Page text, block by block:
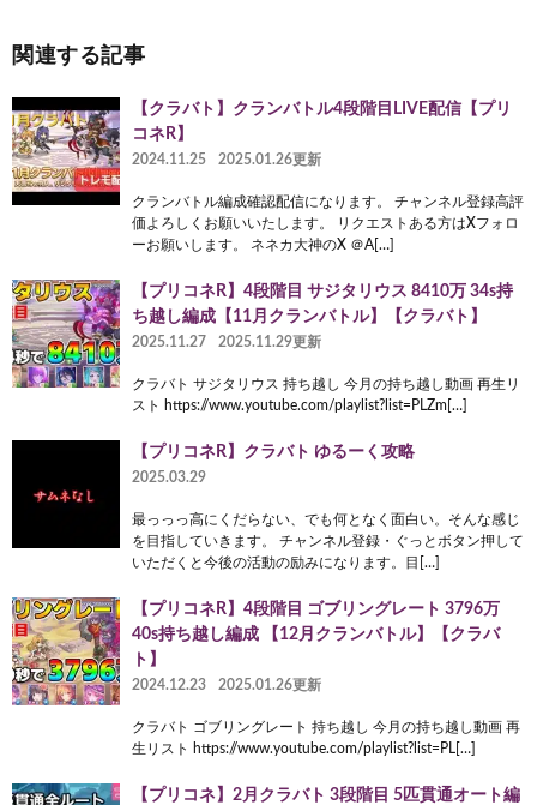
関連する記事
【クラバト】クランバトル4段階目LIVE配信【プリ
コネR】
2024.11.25 2025.01.26更新
クランバトル編成確認配信になります。 チャンネル登録高評
価よろしくお願いいたします。 リクエストある方はXフォロ
ーお願いします。 ネネカ大神のX ＠A[…]
【プリコネR】4段階目 サジタリウス 8410万 34s持
ち越し編成【11月クランバトル】【クラバト】
2025.11.27 2025.11.29更新
クラバト サジタリウス 持ち越し 今月の持ち越し動画 再生リ
スト https://www.youtube.com/playlist?list=PLZm[…]
【プリコネR】クラバト ゆるーく攻略
2025.03.29
最っっっ高にくだらない、でも何となく面白い。そんな感じ
を目指していきます。 チャンネル登録・ぐっとボタン押して
いただくと今後の活動の励みになります。目[…]
【プリコネR】4段階目 ゴブリングレート 3796万
40s持ち越し編成 【12月クランバトル】【クラバ
ト】
2024.12.23 2025.01.26更新
クラバト ゴブリングレート 持ち越し 今月の持ち越し動画 再
生リスト https://www.youtube.com/playlist?list=PL[…]
【プリコネ】2月クラバト 3段階目 5匹貫通オート編